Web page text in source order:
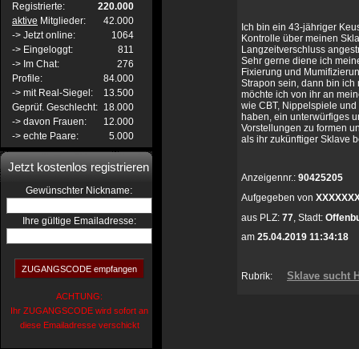
Registrierte:
220.000
aktive Mitglieder:
42.000
-> Jetzt online:
1064
-> Eingeloggt:
811
-> Im Chat:
276
Profile:
84.000
-> mit Real-Siegel:
13.500
Geprüf. Geschlecht: 18.000
-> davon Frauen:
12.000
-> echte Paare:
5.000
Jetzt kostenlos registrieren
Gewünschter Nickname:
Ihre gültige Emailadresse:
ACHTUNG:
Ihr ZUGANGSCODE wird sofort an
diese Emailadresse verschickt
Ich bin ein 43-jähriger
Kontrolle über meinen
Langzeitverschluss
Sehr gerne diene ich
Fixierung und
Strapon sein, dann bin ich
möchte ich von ihr an
wie CBT, Nippelspiele
haben, ein unterwürfiges
Vorstellungen zu formen
als ihr zukünftiger Sklave
Anzeigennr.: 90425205
Aufgegeben von
aus PLZ: 77, Stadt:
am 25.04.2019 11:34:18
Rubrik: Sklave sucht